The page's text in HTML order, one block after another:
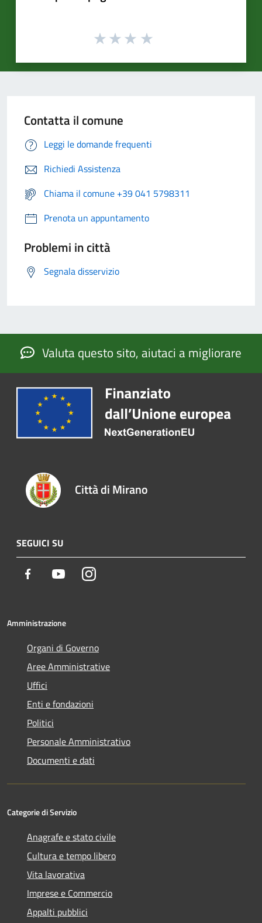
Contatta il comune
Leggi le domande frequenti
Richiedi Assistenza
Chiama il comune +39 041 5798311
Prenota un appuntamento
Problemi in città
Segnala disservizio
Valuta questo sito, aiutaci a migliorare
Città di Mirano
SEGUICI SU
Facebook YoutubeInstagram
Amministrazione
Organi di Governo
Aree Amministrative
Uffici
Enti e fondazioni
Politici
Personale Amministrativo
Documenti e dati
Categorie di Servizio
Anagrafe e stato civile
Cultura e tempo libero
Vita lavorativa
Imprese e Commercio
Appalti pubblici